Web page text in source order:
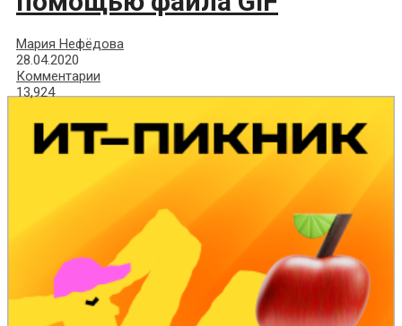
Мария Нефёдова
28.04.2020
Комментарии
13,924